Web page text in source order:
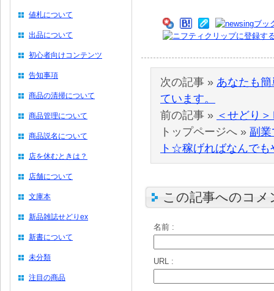
次の記事 » あなたも
ています。
前の記事 » ＜せどり
トップページへ » 副
ト☆稼げればなんでも
この記事へのコメ
名前 :
URL :
値札について
出品について
初心者向けコンテンツ
告知事項
商品の清掃について
商品管理について
商品説名について
店を休むときは？
店舗について
文庫本
新品雑誌せどりex
新書について
未分類
注目の商品